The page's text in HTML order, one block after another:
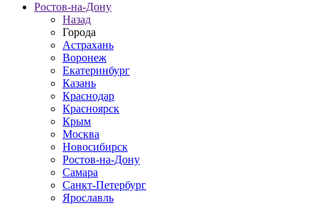
Ростов-на-Дону
Назад
Города
Астрахань
Воронеж
Екатеринбург
Казань
Краснодар
Красноярск
Крым
Москва
Новосибирск
Ростов-на-Дону
Самара
Санкт-Петербург
Ярославль